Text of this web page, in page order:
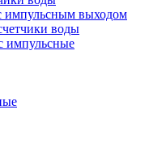
импульсным выходом
воды
импульсные